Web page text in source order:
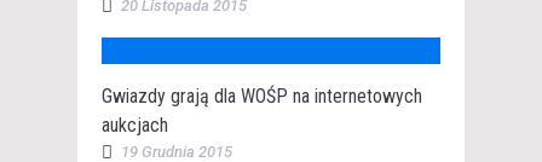
20 Listopada 2015
Gwiazdy grają dla WOŚP na internetowych
aukcjach
19 Grudnia 2015